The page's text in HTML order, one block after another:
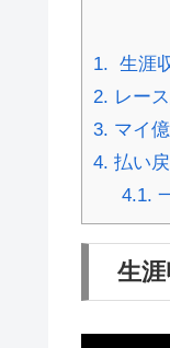
1. 生涯
2. レー
3. マイ
4. 払い
4.1.
生